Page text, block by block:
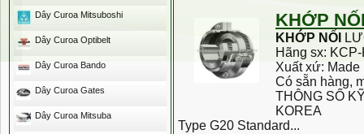
KHỚP
KHỚP NỐI
Hãng sx:
Xuất xứ: Made
Có sẵn hàng,
THÔNG SỐ
KOREA
Type G20 Standard...
Dây Curoa Mitsuboshi
Dây Curoa Optibelt
Dây Curoa Bando
Dây Curoa Gates
Dây Curoa Mitsuba